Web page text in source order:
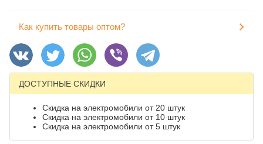
Как купить товары оптом?
ДОСТУПНЫЕ СКИДКИ
Скидка на электромобили от 20 штук
Скидка на электромобили от 10 штук
Скидка на электромобили от 5 штук